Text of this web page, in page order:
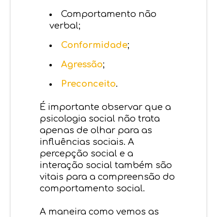
Comportamento não
verbal;
Conformidade;
Agressão;
Preconceito.
É importante observar que a
psicologia social não trata
apenas de olhar para as
influências sociais. A
percepção social e a
interação social também são
vitais para a compreensão do
comportamento social.
A maneira como vemos as